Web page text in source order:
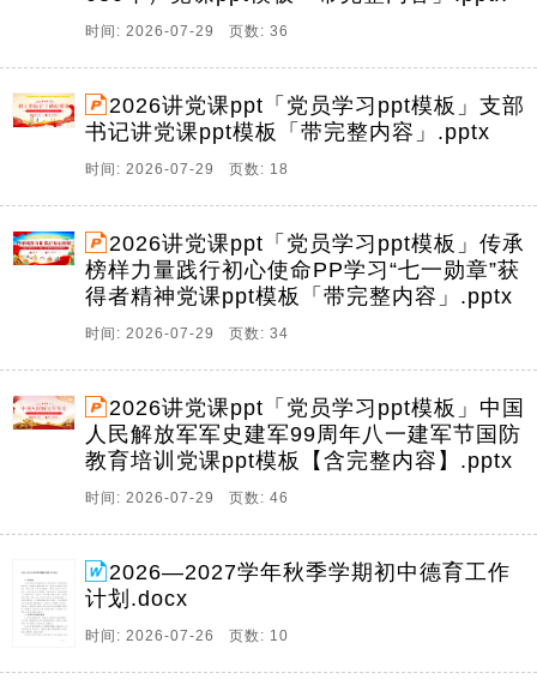
时间: 2026-07-29 页数: 36
2026讲党课ppt「党员学习ppt模板」支部
书记讲党课ppt模板「带完整内容」.pptx
时间: 2026-07-29 页数: 18
2026讲党课ppt「党员学习ppt模板」传承
榜样力量践行初心使命PP学习“七一勋章”获
得者精神党课ppt模板「带完整内容」.pptx
时间: 2026-07-29 页数: 34
2026讲党课ppt「党员学习ppt模板」中国
人民解放军军史建军99周年八一建军节国防
教育培训党课ppt模板【含完整内容】.pptx
时间: 2026-07-29 页数: 46
2026—2027学年秋季学期初中德育工作
计划.docx
时间: 2026-07-26 页数: 10